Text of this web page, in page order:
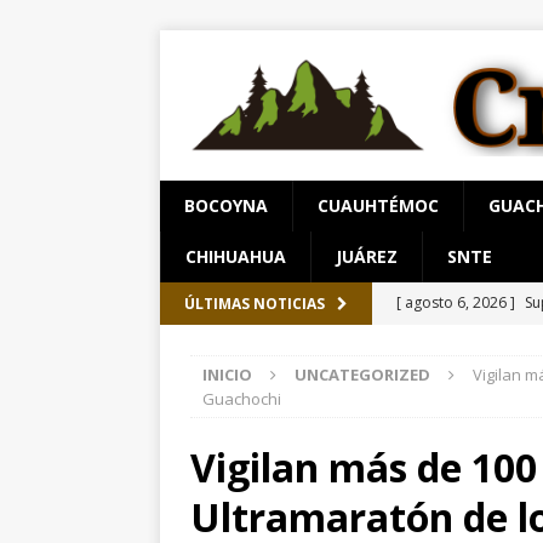
BOCOYNA CUAUHTÉMOC
CHIHUAHUA JUÁREZ SNTE
ÚLTIMAS NOTICIAS [ agosto 6, 2026 ]
[ agosto 6, 2026 ]
[ agosto 6, 2026 ]
unidad en el PAN
INICIO UNCATEGORIZED
Vigilan
Guachochi
Vigilan más de
Ultramaratón de